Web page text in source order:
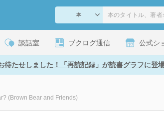
談話室 ブクログ通信 公式シ
待たせしました！「再読記録」が読書グラフに登場
(Brown Bear and Friends)